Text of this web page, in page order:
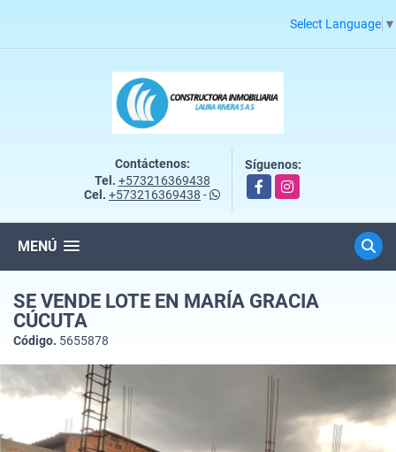
Select Language ▼
Contáctenos:
Tel. +573216369438
Cel. +573216369438 -
Síguenos:
FacebookInstagram
MENÚ
SE VENDE LOTE EN MARÍA GRACIA
CÚCUTA
Código. 5655878